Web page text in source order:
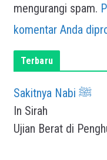
mengurangi spam.
komentar Anda
Terbaru
Sakitnya Nabi ﷺ
In Sirah